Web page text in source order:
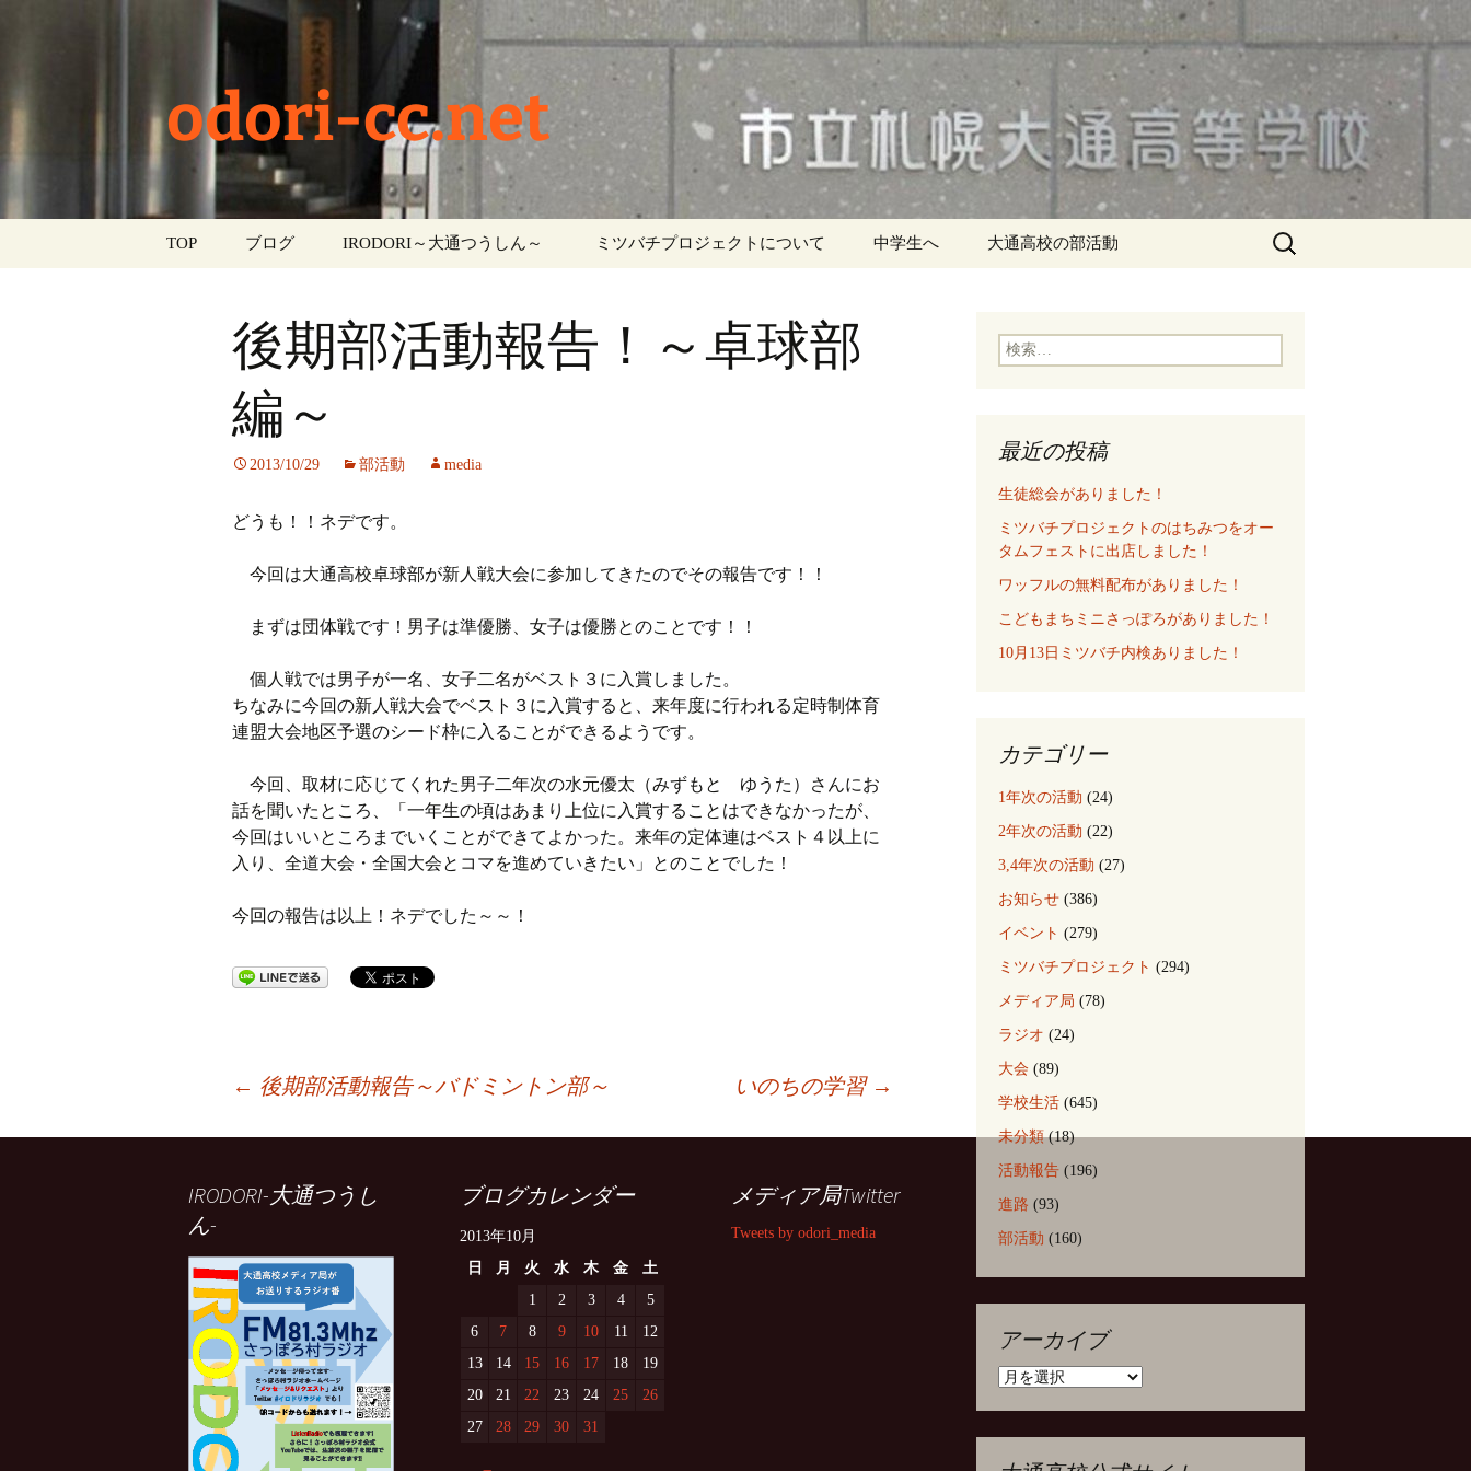
odori-cc.net
TOP ブログ
学校生活
イベント
部活動
ミツバチプロジェクト
メディア局
1年次の活動
2年次の活動
3,4年次の活動
IRODORI～大通つうしん～ ‎ ミツバチプロジェクトについて 中学生へ 大通高校の部活動
検
索:
後期部活動報告！～卓球部
編～
2013/10/29 部活動 media
どうも！！ネデです。
今回は大通高校卓球部が新人戦大会に参加してきたのでその報告です！！
まずは団体戦です！男子は準優勝、女子は優勝とのことです！！
個人戦では男子が一名、女子二名がベスト３に入賞しました。
ちなみに今回の新人戦大会でベスト３に入賞すると、来年度に行われる定時制体育
連盟大会地区予選のシード枠に入ることができるようです。
今回、取材に応じてくれた男子二年次の水元優太（みずもと ゆうた）さんにお
話を聞いたところ、「一年生の頃はあまり上位に入賞することはできなかったが、
今回はいいところまでいくことができてよかった。来年の定体連はベスト４以上に
入り、全道大会・全国大会とコマを進めていきたい」とのことでした！
今回の報告は以上！ネデでした～～！
← 後期部活動報告～バドミントン部～ いのちの学習 →
検
索:
最近の投稿
生徒総会がありました！
ミツバチプロジェクトのはちみつをオー
タムフェストに出店しました！
ワッフルの無料配布がありました！
こどもまちミニさっぽろがありました！
10月13日ミツバチ内検ありました！
カテゴリー
1年次の活動 (24)
2年次の活動 (22)
3,4年次の活動 (27)
お知らせ (386)
イベント (279)
ミツバチプロジェクト (294)
メディア局 (78)
ラジオ (24)
大会 (89)
学校生活 (645)
未分類(18)
活動報告 (196)
進路 (93)
部活動 (160)
アーカイブ
ア
IRODORI-大通つうし
ん-
ブログカレンダー
2013年10月
日
月 火 水 木 金
土
1
2 3 4
5
6
7 8 9 10 11
12
13
14 15 16 17 18
19
20
21 22 23 24 25
26
27
28 29 30 31
メディア局Twitter
Tweets by odori_media